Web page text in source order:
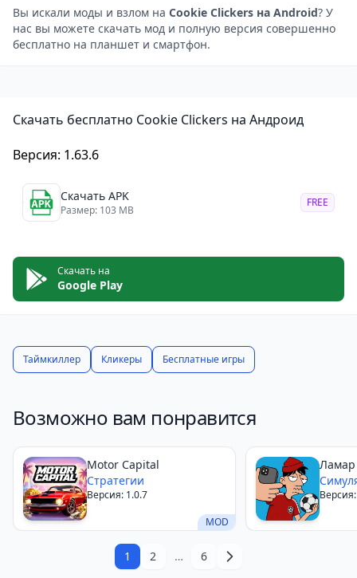
Плюсы:
Простой и увлекательный геймплей
Бесконечные возможности повторного
Милая и красочная графика
Минусы:
Микротранзакции
Может стать немного однообразным
В целом, Cookie Clicker — это увлекательная и
затягивающая игра, которая идеально подходит для
игроков, которые хотят проводить за ней короткие
Вы искали моды и взлом на Cookie Clickers на Android? У
нас вы можете скачать мод и полную версия совершенно
бесплатно на планшет и смартфон.
Скачать бесплатно Cookie Clickers на Андроид
Версия: 1.63.6
Скачать APK
Размер: 103 MB
FREE
Скачать на
Google Play
Таймкиллер Кликеры Бесплатные игры
Возможно вам понравится
MOD
Motor Capital
Стратегии
Версия: 1.0.7
1 2 … 6